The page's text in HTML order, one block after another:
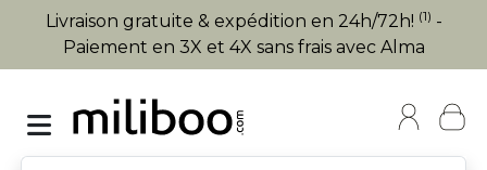
Livraison gratuite & expédition en 24h/72h! (1) -
Paiement en 3X et 4X sans frais avec Alma